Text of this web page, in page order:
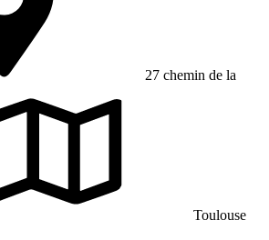
27 chemin de la
Toulouse